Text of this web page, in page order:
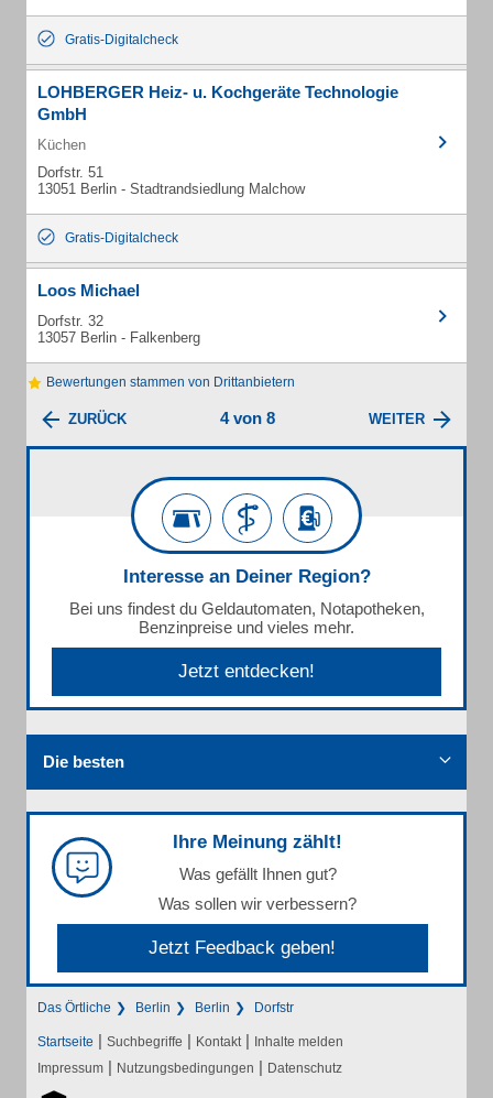
Gratis-Digitalcheck
LOHBERGER Heiz- u. Kochgeräte Technologie
GmbH
Küchen
Dorfstr. 51
13051 Berlin - Stadtrandsiedlung Malchow
Gratis-Digitalcheck
Loos Michael
Dorfstr. 32
13057 Berlin - Falkenberg
Bewertungen stammen von Drittanbietern
ZURÜCK 4 von 8 WEITER
Interesse an Deiner Region?
Bei uns findest du Geldautomaten, Notapotheken,
Benzinpreise und vieles mehr.
Jetzt entdecken!
Die besten
Ihre Meinung zählt!
Was gefällt Ihnen gut?
Was sollen wir verbessern?
Jetzt Feedback geben!
Das Örtliche Berlin Berlin Dorfstr
Startseite | Suchbegriffe | Kontakt | Inhalte melden
Impressum | Nutzungsbedingungen | Datenschutz